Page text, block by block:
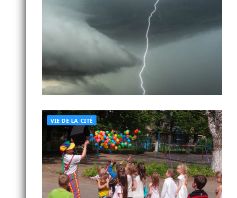
VIE DE LA CITÉ